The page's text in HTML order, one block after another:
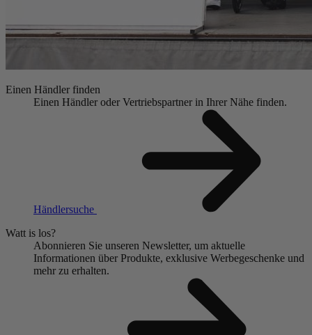
Einen Händler finden
Einen Händler oder Vertriebspartner in Ihrer Nähe finden.
Händlersuche
Watt is los?
Abonnieren Sie unseren Newsletter, um aktuelle
Informationen über Produkte, exklusive Werbegeschenke und
mehr zu erhalten.